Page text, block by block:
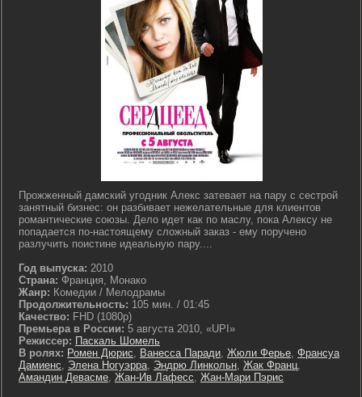
Прожженный дамский угодник Алекс затевает на пару с сестрой
занятный бизнес: он разбивает нежелательные для клиентов
романтические союзы. Дело идет как по маслу, пока Алексу не
попадается по-настоящему сложный заказ - ему поручено
разлучить поистине идеальную пару....
Год выпуска: 2010
Страна: Франция, Монако
Жанр: Комедии / Мелодрамы
Продолжительность: 105 мин. / 01:45
Качество: FHD (1080p)
Премьера в России: 5 августа 2010, «UPI»
Режиссер: Паскаль Шомель
В ролях: Ромен Дюрис, Ванесса Паради, Жюли Ферье, Франсуа
Дамиенс, Элена Ногуэрра, Эндрю Линкольн, Жак Франц,
Амандин Девасме, Жан-Ив Лафесс, Жан-Мари Пэрис